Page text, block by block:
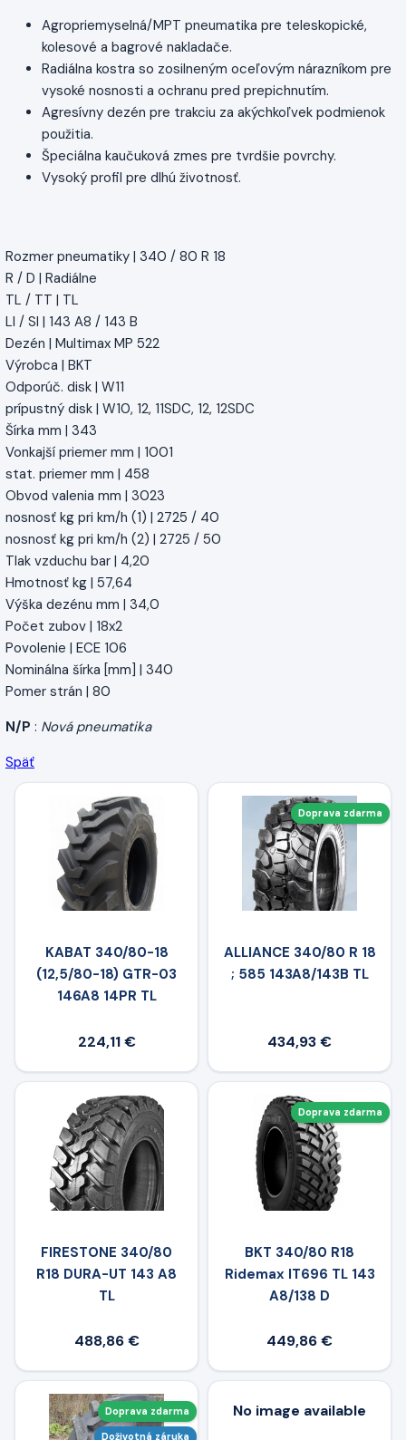
Agropriemyselná/MPT pneumatika pre teleskopické,
kolesové a bagrové nakladače.
Radiálna kostra so zosilneným oceľovým nárazníkom pre
vysoké nosnosti a ochranu pred prepichnutím.
Agresívny dezén pre trakciu za akýchkoľvek podmienok
použitia.
Špeciálna kaučuková zmes pre tvrdšie povrchy.
Vysoký profil pre dlhú životnosť.
Rozmer pneumatiky | 340 / 80 R 18
R / D | Radiálne
TL / TT | TL
LI / SI | 143 A8 / 143 B
Dezén | Multimax MP 522
Výrobca | BKT
Odporúč. disk | W11
prípustný disk | W10, 12, 11SDC, 12, 12SDC
Šírka mm | 343
Vonkajší priemer mm | 1001
stat. priemer mm | 458
Obvod valenia mm | 3023
nosnosť kg pri km/h (1) | 2725 / 40
nosnosť kg pri km/h (2) | 2725 / 50
Tlak vzduchu bar | 4,20
Hmotnosť kg | 57,64
Výška dezénu mm | 34,0
Počet zubov | 18x2
Povolenie | ECE 106
Nominálna šírka [mm] | 340
Pomer strán | 80
N/P : Nová pneumatika
Späť
KABAT 340/80-18
(12,5/80-18) GTR-03
146A8 14PR TL
224,11 €
Doprava zdarma
ALLIANCE 340/80 R 18
; 585 143A8/143B TL
434,93 €
FIRESTONE 340/80
R18 DURA-UT 143 A8
TL
488,86 €
Doprava zdarma
BKT 340/80 R18
Ridemax IT696 TL 143
A8/138 D
449,86 €
Doprava zdarma
Doživotná záruka
No image available